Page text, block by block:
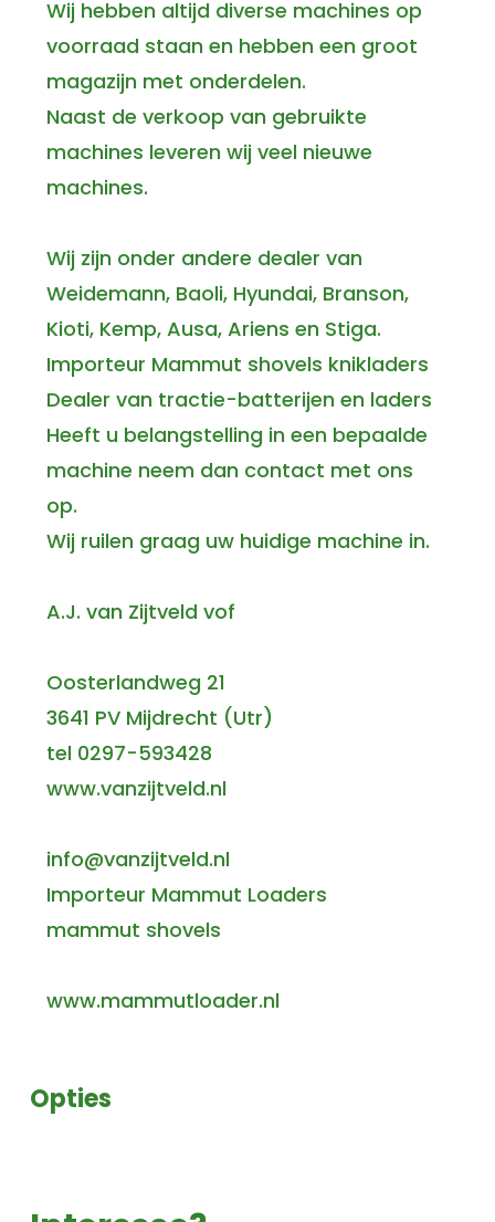
Wij hebben altijd diverse machines op
voorraad staan en hebben een groot
magazijn met onderdelen.
Naast de verkoop van gebruikte
machines leveren wij veel nieuwe
machines.
Wij zijn onder andere dealer van
Weidemann, Baoli, Hyundai, Branson,
Kioti, Kemp, Ausa, Ariens en Stiga.
Importeur Mammut shovels knikladers
Dealer van tractie-batterijen en laders
Heeft u belangstelling in een bepaalde
machine neem dan contact met ons
op.
Wij ruilen graag uw huidige machine in.
A.J. van Zijtveld vof
Oosterlandweg 21
3641 PV Mijdrecht (Utr)
tel 0297-593428
www.vanzijtveld.nl
info@vanzijtveld.nl
Importeur Mammut Loaders
mammut shovels
www.mammutloader.nl
Opties